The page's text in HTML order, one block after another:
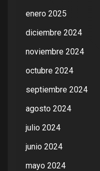
enero 2025
diciembre 2024
noviembre 2024
octubre 2024
septiembre 2024
agosto 2024
julio 2024
junio 2024
mayo 2024